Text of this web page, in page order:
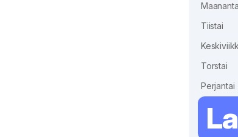
Tiistai
Torstai
Perjantai